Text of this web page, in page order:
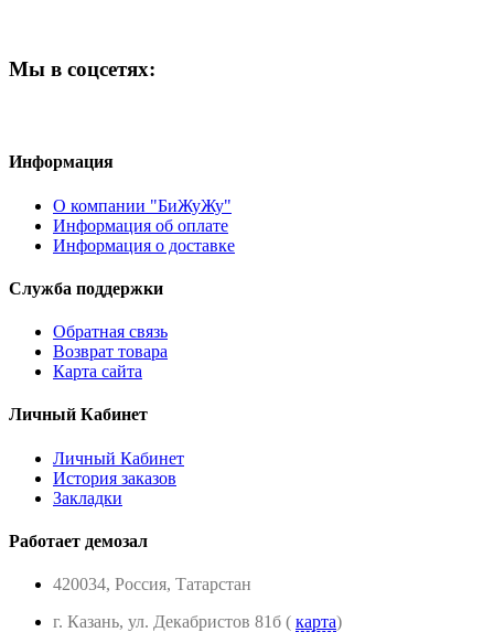
Мы в соцсетях:
Информация
О компании "БиЖуЖу"
Информация об оплате
Информация о доставке
Служба поддержки
Обратная связь
Возврат товара
Карта сайта
Личный Кабинет
Личный Кабинет
История заказов
Закладки
Работает демозал
420034, Россия, Татарстан
г. Казань, ул. Декабристов 81б ( карта)